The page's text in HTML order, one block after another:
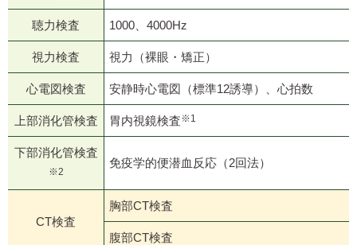
聴力検査 1000、4000Hz
視力検査 視力（裸眼・矯正）
心電図検査 安静時心電図（標準12誘導）、心拍数
上部消化管検査 胃内視鏡検査※1
下部消化管検査
※2
免疫学的便潜血反応（2回法）
CT検査
胸部CT検査
腹部CT検査